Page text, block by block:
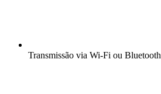
Transmissão via Wi-Fi ou Bluetooth